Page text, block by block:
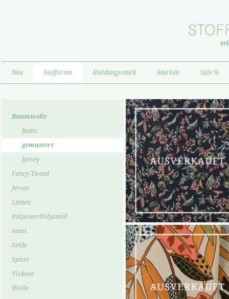
Neu Stoffarten Kleidungsstück Marken Sale %
Baumwolle
Jeans
gemustert
Jersey
Fancy-Tweed
Jersey
Leinen
Polyester/Polyamid
Samt
Seide
Spitze
Viskose
Wolle